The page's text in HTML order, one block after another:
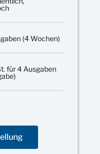
(4 Wochen)
für 4 Ausgaben